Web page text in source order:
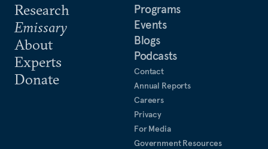
Research
Emissary
About
Experts
Donate
Programs
Events
Blogs
Podcasts
Contact
Annual Reports
Careers
Privacy
For Media
Government Resources